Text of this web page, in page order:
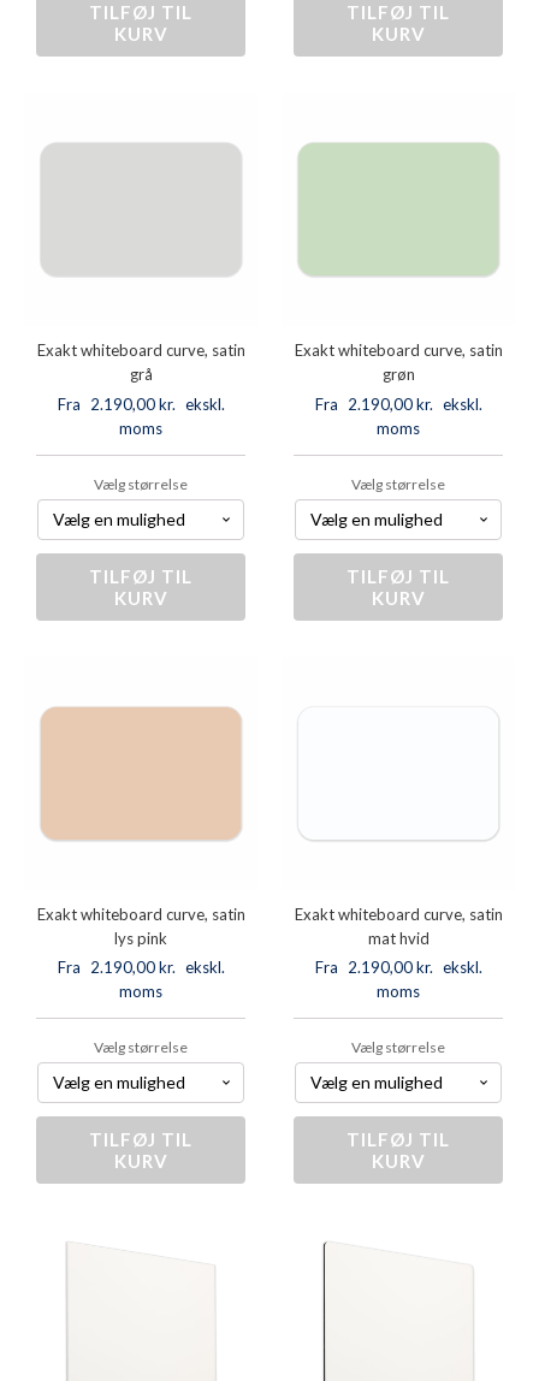
Exakt
whiteboard
curve,
TILFØJ TIL
KURV
Exakt
whiteboard
curve,
TILFØJ TIL
KURV
Exakt whiteboard curve, satin
grå
Fra
2.190,00kr. ekskl.
moms
Vælg størrelse
Exakt
whiteboard
curve,
TILFØJ TIL
KURV
Exakt whiteboard curve, satin
grøn
Fra
2.190,00kr. ekskl.
moms
Vælg størrelse
Exakt
whiteboard
curve,
TILFØJ TIL
KURV
Exakt whiteboard curve, satin
lys pink
Fra
2.190,00kr. ekskl.
moms
Vælg størrelse
Exakt
whiteboard
curve,
TILFØJ TIL
KURV
Exakt whiteboard curve, satin
mat hvid
Fra
2.190,00kr. ekskl.
moms
Vælg størrelse
Exakt
whiteboard
curve,
TILFØJ TIL
KURV